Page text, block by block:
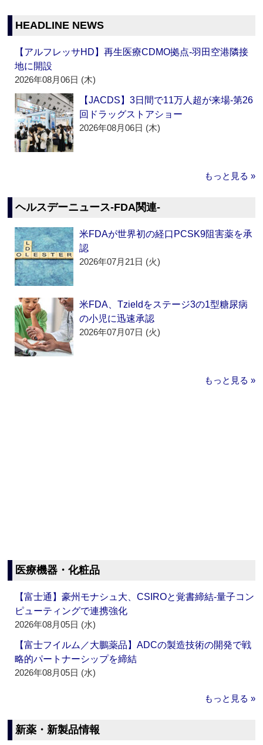
HEADLINE NEWS
【アルフレッサHD】再生医療CDMO拠点‐羽田空港隣接
地に開設
2026年08月06日 (木)
【JACDS】3日間で11万人超が来場‐第26
回ドラッグストアショー
2026年08月06日 (木)
もっと見る »
ヘルスデーニュース‐FDA関連‐
米FDAが世界初の経口PCSK9阻害薬を承
認
2026年07月21日 (火)
米FDA、Tzieldをステージ3の1型糖尿病
の小児に迅速承認
2026年07月07日 (火)
もっと見る »
医療機器・化粧品
【富士通】豪州モナシュ大、CSIROと覚書締結‐量子コン
ピューティングで連携強化
2026年08月05日 (水)
【富士フイルム／大鵬薬品】ADCの製造技術の開発で戦
略的パートナーシップを締結
2026年08月05日 (水)
もっと見る »
新薬・新製品情報